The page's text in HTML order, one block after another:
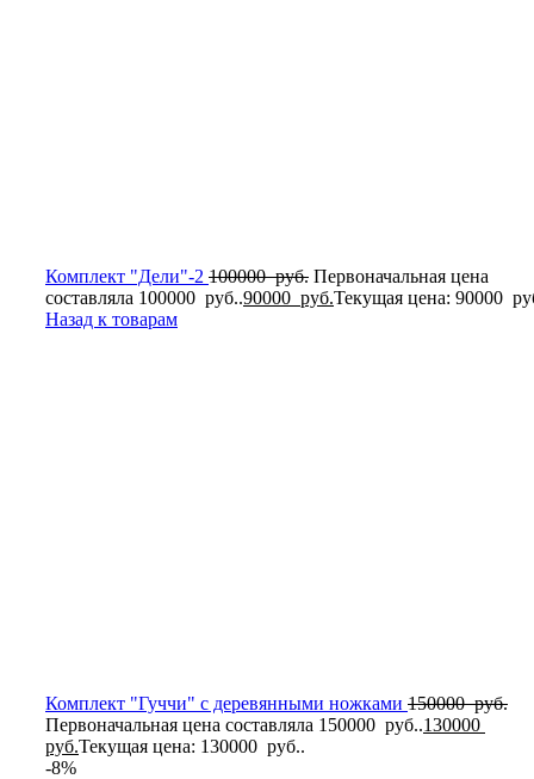
Комплект "Дели"-2 100000руб. Первоначальная цена
составляла 100000 руб..90000 руб.Текущая цена: 90000
Назад к товарам
Комплект "Гуччи" с деревянными ножками 150000руб.
Первоначальная цена составляла 150000 руб..130000
руб.Текущая цена: 130000 руб..
-8%